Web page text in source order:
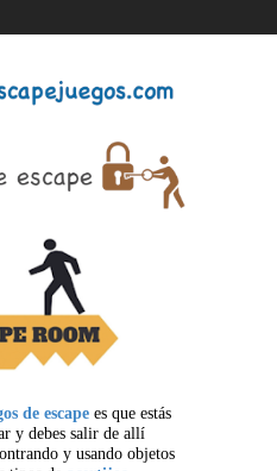
de escape es que estás
y debes salir de allí
y usando objetos